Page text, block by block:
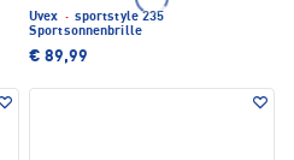
Uvex · sportstyle 235
Sportsonnenbrille
€ 89,99